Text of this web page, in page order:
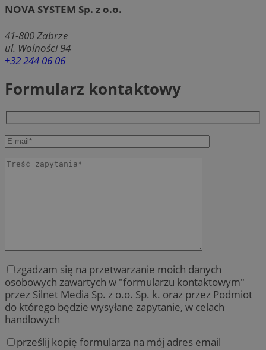
NOVA SYSTEM Sp. z o.o.
41-800Zabrze
ul. Wolności 94
+32 244 06 06
Formularz kontaktowy
zgadzam się na przetwarzanie moich danych
osobowych zawartych w "formularzu kontaktowym"
przez Silnet Media Sp. z o.o. Sp. k. oraz przez Podmiot
do którego będzie wysyłane zapytanie, w celach
handlowych
prześlij kopię formularza na mój adres email